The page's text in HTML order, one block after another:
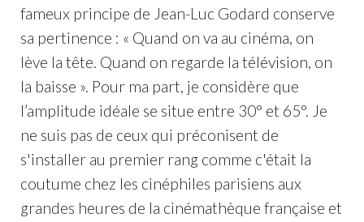
fameux principe de Jean-Luc Godard conserve
sa pertinence : « Quand on va au cinéma, on
lève la tête. Quand on regarde la télévision, on
la baisse ». Pour ma part, je considère que
l’amplitude idéale se situe entre 30° et 65°. Je
ne suis pas de ceux qui préconisent de
s'installer au premier rang comme c'était la
coutume chez les cinéphiles parisiens aux
grandes heures de la cinémathèque française et